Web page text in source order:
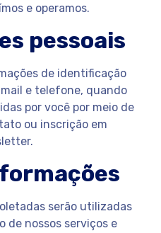
e operamos.
pessoais
de identificação
e telefone, quando
por você por meio de
ou inscrição em
serão utilizadas
de nossos serviços e